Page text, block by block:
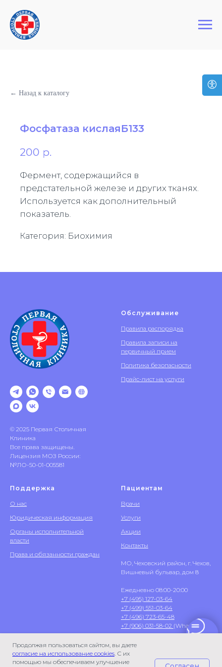
Первая Столичная Клиника
Продолжая пользоваться сайтом, вы даете
согласие на использование cookies. С их
помощью мы обеспечиваем улучшение
← Назад к каталогу
Фосфатаза кислаяБ133
200 р.
Фермент, содержащийся в
предстательной железе и других тканях.
Используется как дополнительный
показатель.
Категория: Биохимия
© 2025 Первая Столичная
Клиника
Все права защищены.
Лицензия МОЗ России:
№ЛО-50-01-005581
Обслуживание
Правила распорядка
Правила записи на
первичный прием
Политика безопасности
Прайс-лист на услуги
Поддержка
О нас
Юридическая информация
Органы исполнительной
власти
Права и обязанности граждан
Пациентам
Врачи
Услуги
Акции
Контакты
МО, Чеховский район, г. Чехов,
Вишневый бульвар, дом 8
Ежедневно 08:00-20:00
+7 (495) 127-03-64
+7 (499) 551-03-64
+7 (496) 723-65-48
+7 (906) 031-58-02 (WhatsApp)